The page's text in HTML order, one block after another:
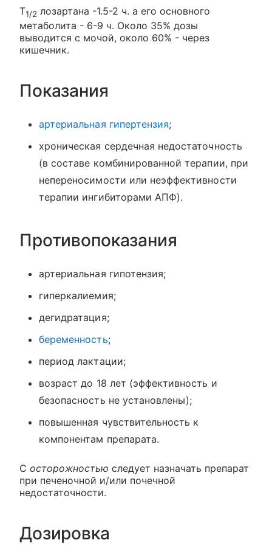
Т1/2 лозартана -1.5-2 ч. а его основного
метаболита - 6-9 ч. Около 35% дозы
выводится с мочой, около 60% - через
кишечник.
Показания
артериальная гипертензия;
хроническая сердечная недостаточность
(в составе комбинированной терапии, при
непереносимости или неэффективности
терапии ингибиторами АПФ).
Противопоказания
артериальная гипотензия;
гиперкалиемия;
дегидратация;
беременность;
период лактации;
возраст до 18 лет (эффективность и
безопасность не установлены);
повышенная чувствительность к
компонентам препарата.
С осторожностью следует назначать препарат
при печеночной и/или почечной
недостаточности.
Дозировка